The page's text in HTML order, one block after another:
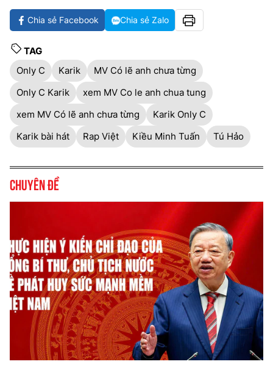
Chia sẻ Facebook Chia sẻ Zalo
TAG
Only C
Karik
MV Có lẽ anh chưa từng
Only C Karik
xem MV Co le anh chua tung
xem MV Có lẽ anh chưa từng
Karik Only C
Karik bài hát
Rap Việt Kiều Minh Tuấn Tú Hảo
Chuyên đề